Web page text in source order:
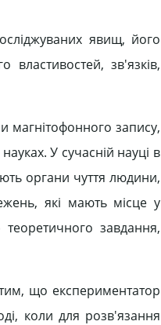
явищ, його
властивостей, зв'язків,
магнітофонного запису,
У сучасній науці в
органи чуття людини,
які мають місце у
завдання,
що експериментатор
коли для розв'язання